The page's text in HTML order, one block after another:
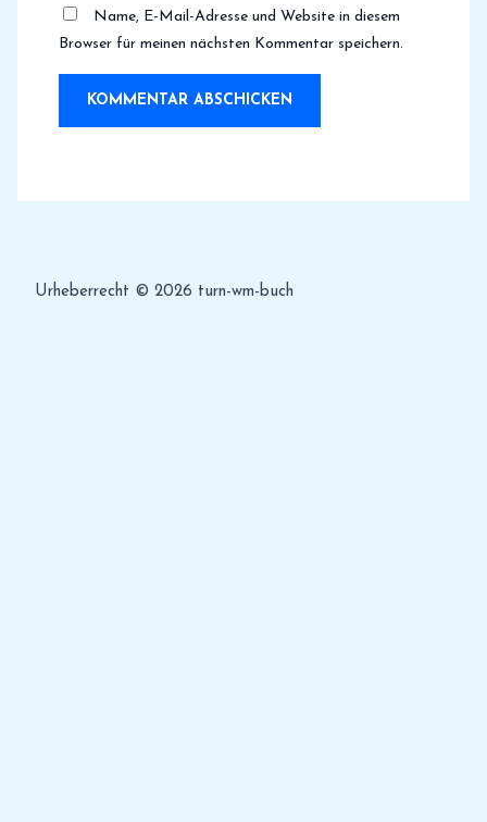
Name, E-Mail-Adresse und Website in diesem
Browser für meinen nächsten Kommentar speichern.
Urheberrecht © 2026 turn-wm-buch